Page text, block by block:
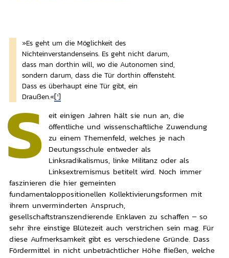
»Es geht um die Möglichkeit des
Nichteinverstandenseins. Es geht nicht darum,
dass man dorthin will, wo die Autonomen sind,
sondern darum, dass die Tür dorthin offensteht.
Dass es überhaupt eine Tür gibt, ein
Draußen.«[1]
S eit einigen Jahren hält sie nun an, die
öffentliche und wissenschaftliche Zuwendung
zu einem Themenfeld, welches je nach
Deutungsschule entweder als
Linksradikalismus, linke Militanz oder als
Linksextremismus betitelt wird. Noch immer
faszinieren die hier gemeinten
fundamentaloppositionellen Kollektivierungsformen mit
ihrem unverminderten Anspruch,
gesellschaftstranszendierende Enklaven zu schaffen – so
sehr ihre einstige Blütezeit auch verstrichen sein mag. Für
diese Aufmerksamkeit gibt es verschiedene Gründe. Dass
Fördermittel in nicht unbeträchtlicher Höhe fließen, welche